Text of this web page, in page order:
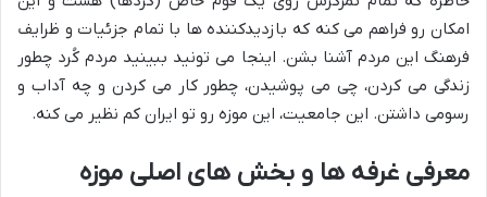
امکان رو فراهم می کنه که بازدیدکننده ها با تمام جزئیات و ظرایف
فرهنگ این مردم آشنا بشن. اینجا می تونید ببینید مردم کُرد چطور
زندگی می کردن، چی می پوشیدن، چطور کار می کردن و چه آداب و
رسومی داشتن. این جامعیت، این موزه رو تو ایران کم نظیر می کنه.
معرفی غرفه ها و بخش های اصلی موزه